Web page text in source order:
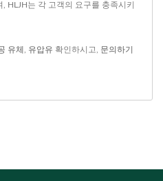
HLJH는 각 고객의 요구를 충족시키
유체 유압유 확인하시고, 문의하기